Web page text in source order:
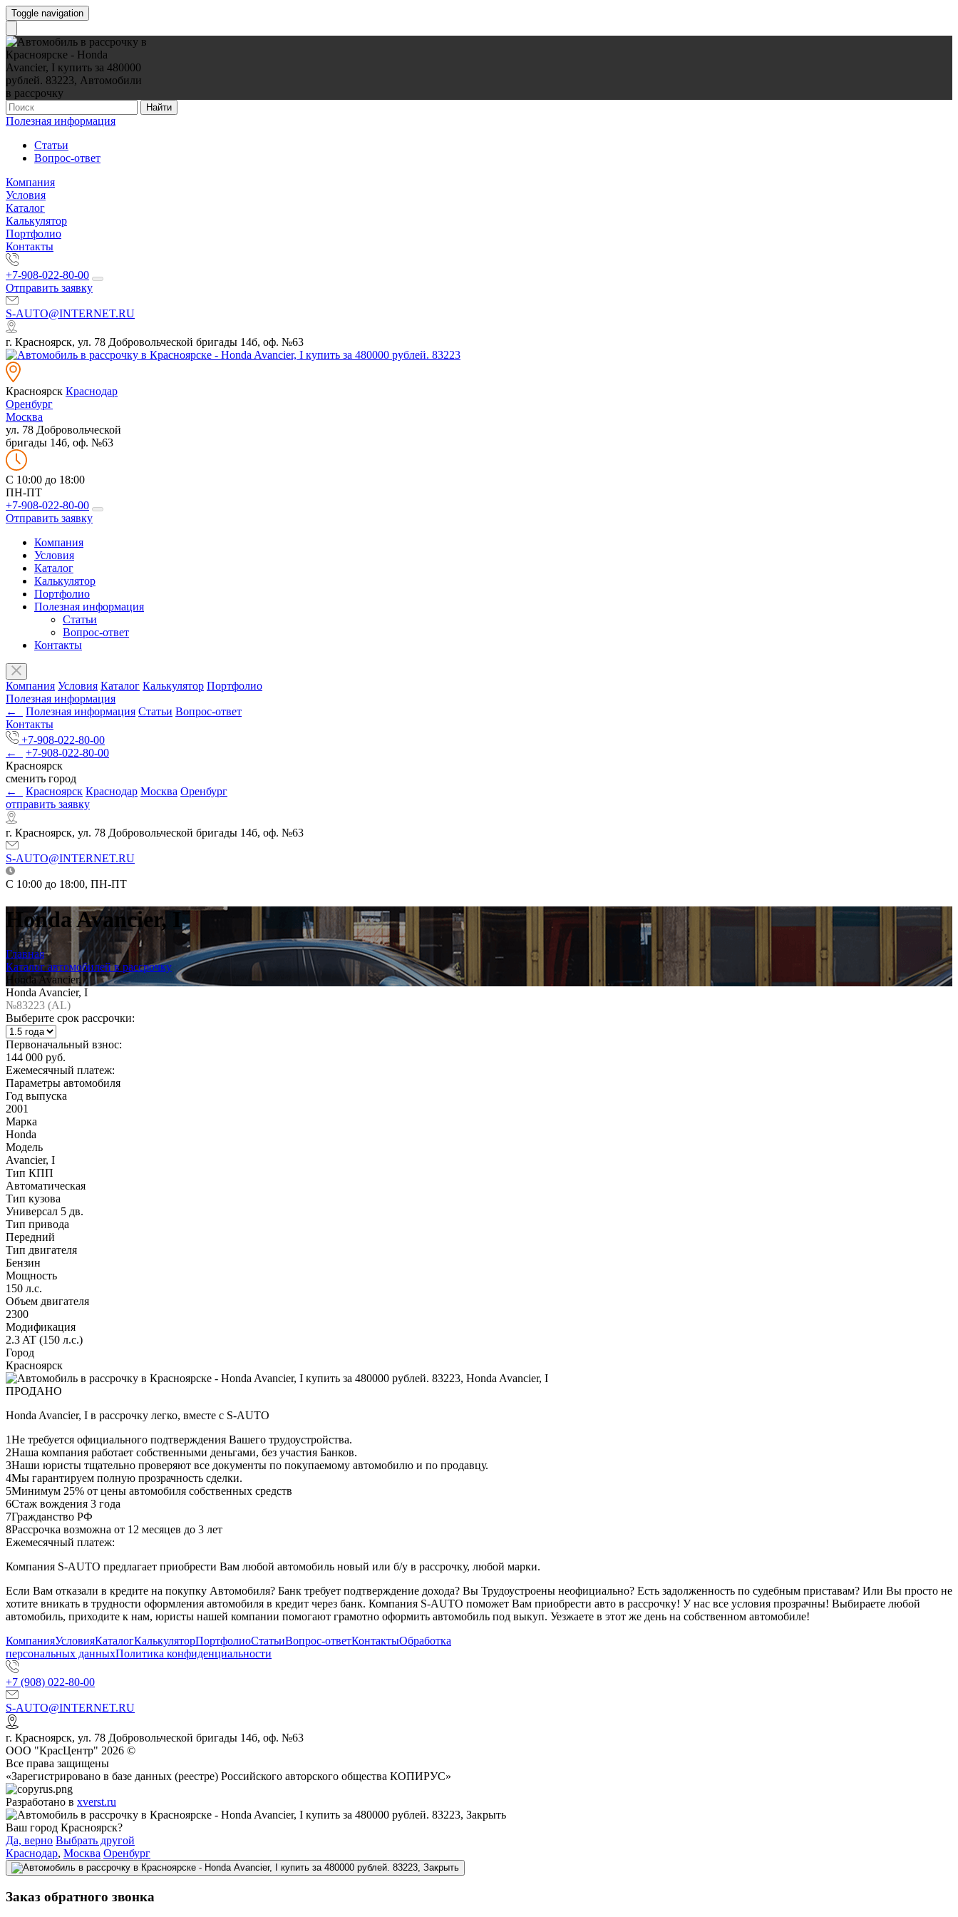
Toggle navigation
Найти
Полезная информация
Статьи
Вопрос-ответ
Компания
Условия
Каталог
Калькулятор
Портфолио
Контакты
+7-908-022-80-00
Отправить заявку
S-AUTO@INTERNET.RU
г. Красноярск, ул. 78 Добровольческой бригады 14б, оф. №63
Красноярск Краснодар
Оренбург
Москва
ул. 78 Добровольческой
бригады 14б, оф. №63
C 10:00 до 18:00
ПН-ПТ
+7-908-022-80-00
Отправить заявку
Компания
Условия
Каталог
Калькулятор
Портфолио
Полезная информация
Статьи
Вопрос-ответ
Контакты
Компания Условия Каталог Калькулятор Портфолио
Полезная информация
←
Полезная информация Статьи Вопрос-ответ
Контакты
+7-908-022-80-00
←
+7-908-022-80-00
Красноярск
сменить город
←
Красноярск Краснодар Москва Оренбург
отправить заявку
г. Красноярск, ул. 78 Добровольческой бригады 14б, оф. №63
S-AUTO@INTERNET.RU
C 10:00 до 18:00, ПН-ПТ
Honda Avancier, I
Главная
Каталог автомобилей в рассрочку
Honda Avancier, I
Honda Avancier, I
№83223 (AL)
Выберите срок рассрочки:
Первоначальный взнос:
144 000 руб.
Ежемесячный платеж:
Параметры автомобиля
Год выпуска
2001
Марка
Honda
Модель
Avancier, I
Тип КПП
Автоматическая
Тип кузова
Универсал 5 дв.
Тип привода
Передний
Тип двигателя
Бензин
Мощность
150 л.с.
Объем двигателя
2300
Модификация
2.3 AT (150 л.с.)
Город
Красноярск
ПРОДАНО
Honda Avancier, I в рассрочку легко, вместе с S-AUTO
1Не требуется официального подтверждения Вашего трудоустройства.
2Наша компания работает собственными деньгами, без участия Банков.
3Наши юристы тщательно проверяют все документы по покупаемому автомобилю и по продавцу.
4Мы гарантируем полную прозрачность сделки.
5Минимум 25% от цены автомобиля собственных средств
6Стаж вождения 3 года
7Гражданство РФ
8Рассрочка возможна от 12 месяцев до 3 лет
Ежемесячный платеж:
Компания S-AUTO предлагает приобрести Вам любой автомобиль новый или б/у в рассрочку, любой марки.
Если Вам отказали в кредите на покупку Автомобиля? Банк требует подтверждение дохода? Вы Трудоустроены неофициально? Есть задолженность по судебным приставам? Или Вы просто не
хотите вникать в трудности оформления автомобиля в кредит через банк. Компания S-AUTO поможет Вам приобрести авто в рассрочку! У нас все условия прозрачны! Выбираете любой
автомобиль, приходите к нам, юристы нашей компании помогают грамотно оформить автомобиль под выкуп. Уезжаете в этот же день на собственном автомобиле!
КомпанияУсловияКаталогКалькуляторПортфолиоСтатьиВопрос-ответКонтактыОбработка
персональных данныхПолитика конфиденциальности
+7 (908) 022-80-00
S-AUTO@INTERNET.RU
г. Красноярск, ул. 78 Добровольческой бригады 14б, оф. №63
ООО "КрасЦентр" 2026 ©
Все права защищены
«Зарегистрировано в базе данных (реестре) Российского авторского общества КОПИРУС»
Разработано в xverst.ru
Ваш город Красноярск?
Да, верно Выбрать другой
Краснодар, Москва Оренбург
Заказ обратного звонка